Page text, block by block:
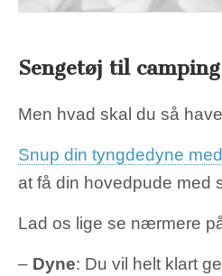
Sengetøj til camping
Men hvad skal du så
Snup din tyngdedyne
at få din hovedpude med
Lad os lige se nærmere
– Dyne: Du vil helt klart